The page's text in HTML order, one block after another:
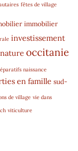
fêtes de village
immobilier
investissement
nature occitanie
naissance
en famille sud-
de village vie dans
viticulture